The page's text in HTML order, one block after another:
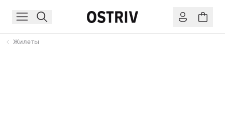
Жилеты